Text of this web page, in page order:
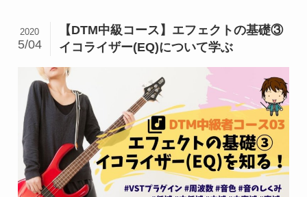
【DTM中級コース】エフェクトの基礎③
イコライザー(EQ)について学ぶ
2020
5/04